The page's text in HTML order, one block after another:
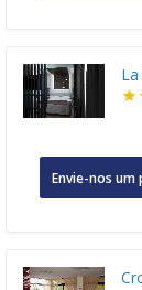
Envie-nos um